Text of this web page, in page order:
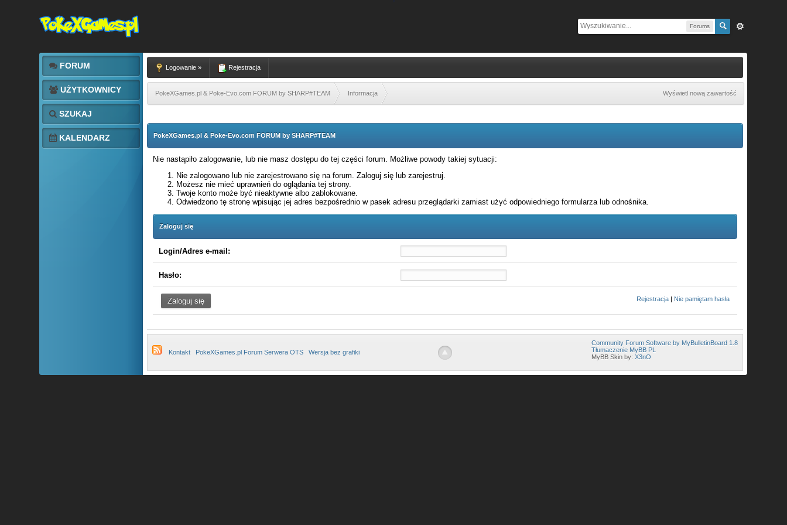
Forums
FORUM
UŻYTKOWNICY
SZUKAJ
KALENDARZ
Logowanie » Rejestracja
PokeXGames.pl & Poke-Evo.com FORUM by SHARP#TEAM Informacja Wyświetl nową zawartość
PokeXGames.pl & Poke-Evo.com FORUM by SHARP#TEAM
Nie nastąpiło zalogowanie, lub nie masz dostępu do tej części forum. Możliwe powody takiej sytuacji:
Nie zalogowano lub nie zarejestrowano się na forum. Zaloguj się lub zarejestruj.
Możesz nie mieć uprawnień do oglądania tej strony.
Twoje konto może być nieaktywne albo zablokowane.
Odwiedzono tę stronę wpisując jej adres bezpośrednio w pasek adresu przeglądarki zamiast użyć odpowiedniego formularza lub odnośnika.
Zaloguj się
Login/Adres e-mail:
Hasło:
Rejestracja | Nie pamiętam hasła
Kontakt PokeXGames.pl Forum Serwera OTS Wersja bez grafiki
Community Forum Software by MyBulletinBoard 1.8
Tłumaczenie MyBB PL
MyBB Skin by:X3nO